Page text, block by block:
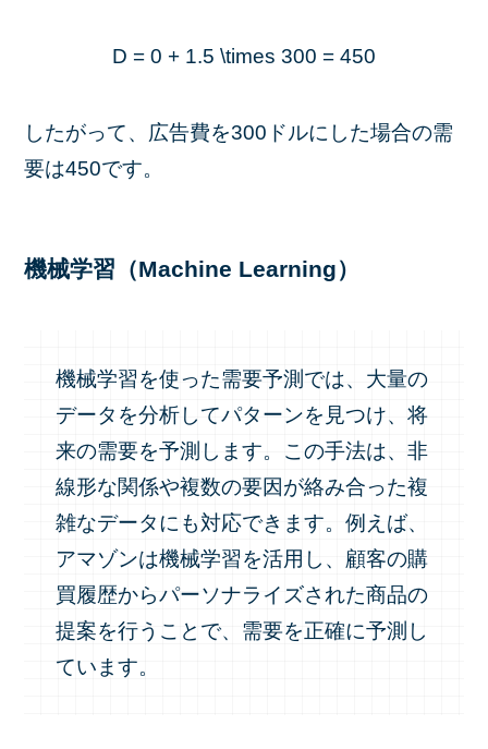
D = 0 + 1.5 \times 300 = 450
したがって、広告費を300ドルにした場合の需
要は450です。
機械学習（Machine Learning）
機械学習を使った需要予測では、大量の
データを分析してパターンを見つけ、将
来の需要を予測します。この手法は、非
線形な関係や複数の要因が絡み合った複
雑なデータにも対応できます。例えば、
アマゾンは機械学習を活用し、顧客の購
買履歴からパーソナライズされた商品の
提案を行うことで、需要を正確に予測し
ています。